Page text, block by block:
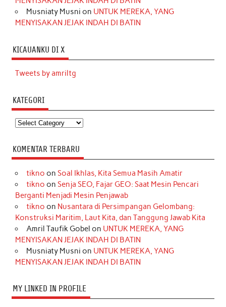
Musniaty Musni on UNTUK MEREKA, YANG
MENYISAKAN JEJAK INDAH DI BATIN
KICAUANKU DI X
Tweets by amriltg
KATEGORI
Kategori
KOMENTAR TERBARU
tikno on Soal Ikhlas, Kita Semua Masih Amatir
tikno on Senja SEO, Fajar GEO: Saat Mesin Pencari
Berganti Menjadi Mesin Penjawab
tikno on Nusantara di Persimpangan Gelombang:
Konstruksi Maritim, Laut Kita, dan Tanggung Jawab Kita
Amril Taufik Gobel on UNTUK MEREKA, YANG
MENYISAKAN JEJAK INDAH DI BATIN
Musniaty Musni on UNTUK MEREKA, YANG
MENYISAKAN JEJAK INDAH DI BATIN
MY LINKED IN PROFILE